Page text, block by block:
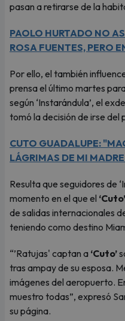
pasan a retirarse de la
PAOLO HURTADO NO
ROSA FUENTES, PERO
Por ello, el también
prensa el último martes
según ‘Instarándula’, el
tomó la decisión de irse del
CUTO GUADALUPE:
LÁGRIMAS DE MI
Resulta que seguidores de
momento en el que el
de salidas internacionales
teniendo como destino
“’Ratujas' captan a ‘Cuto’
tras ampay de su esposa.
imágenes del aeropuerto.
muestro todas”, expresó
su página.